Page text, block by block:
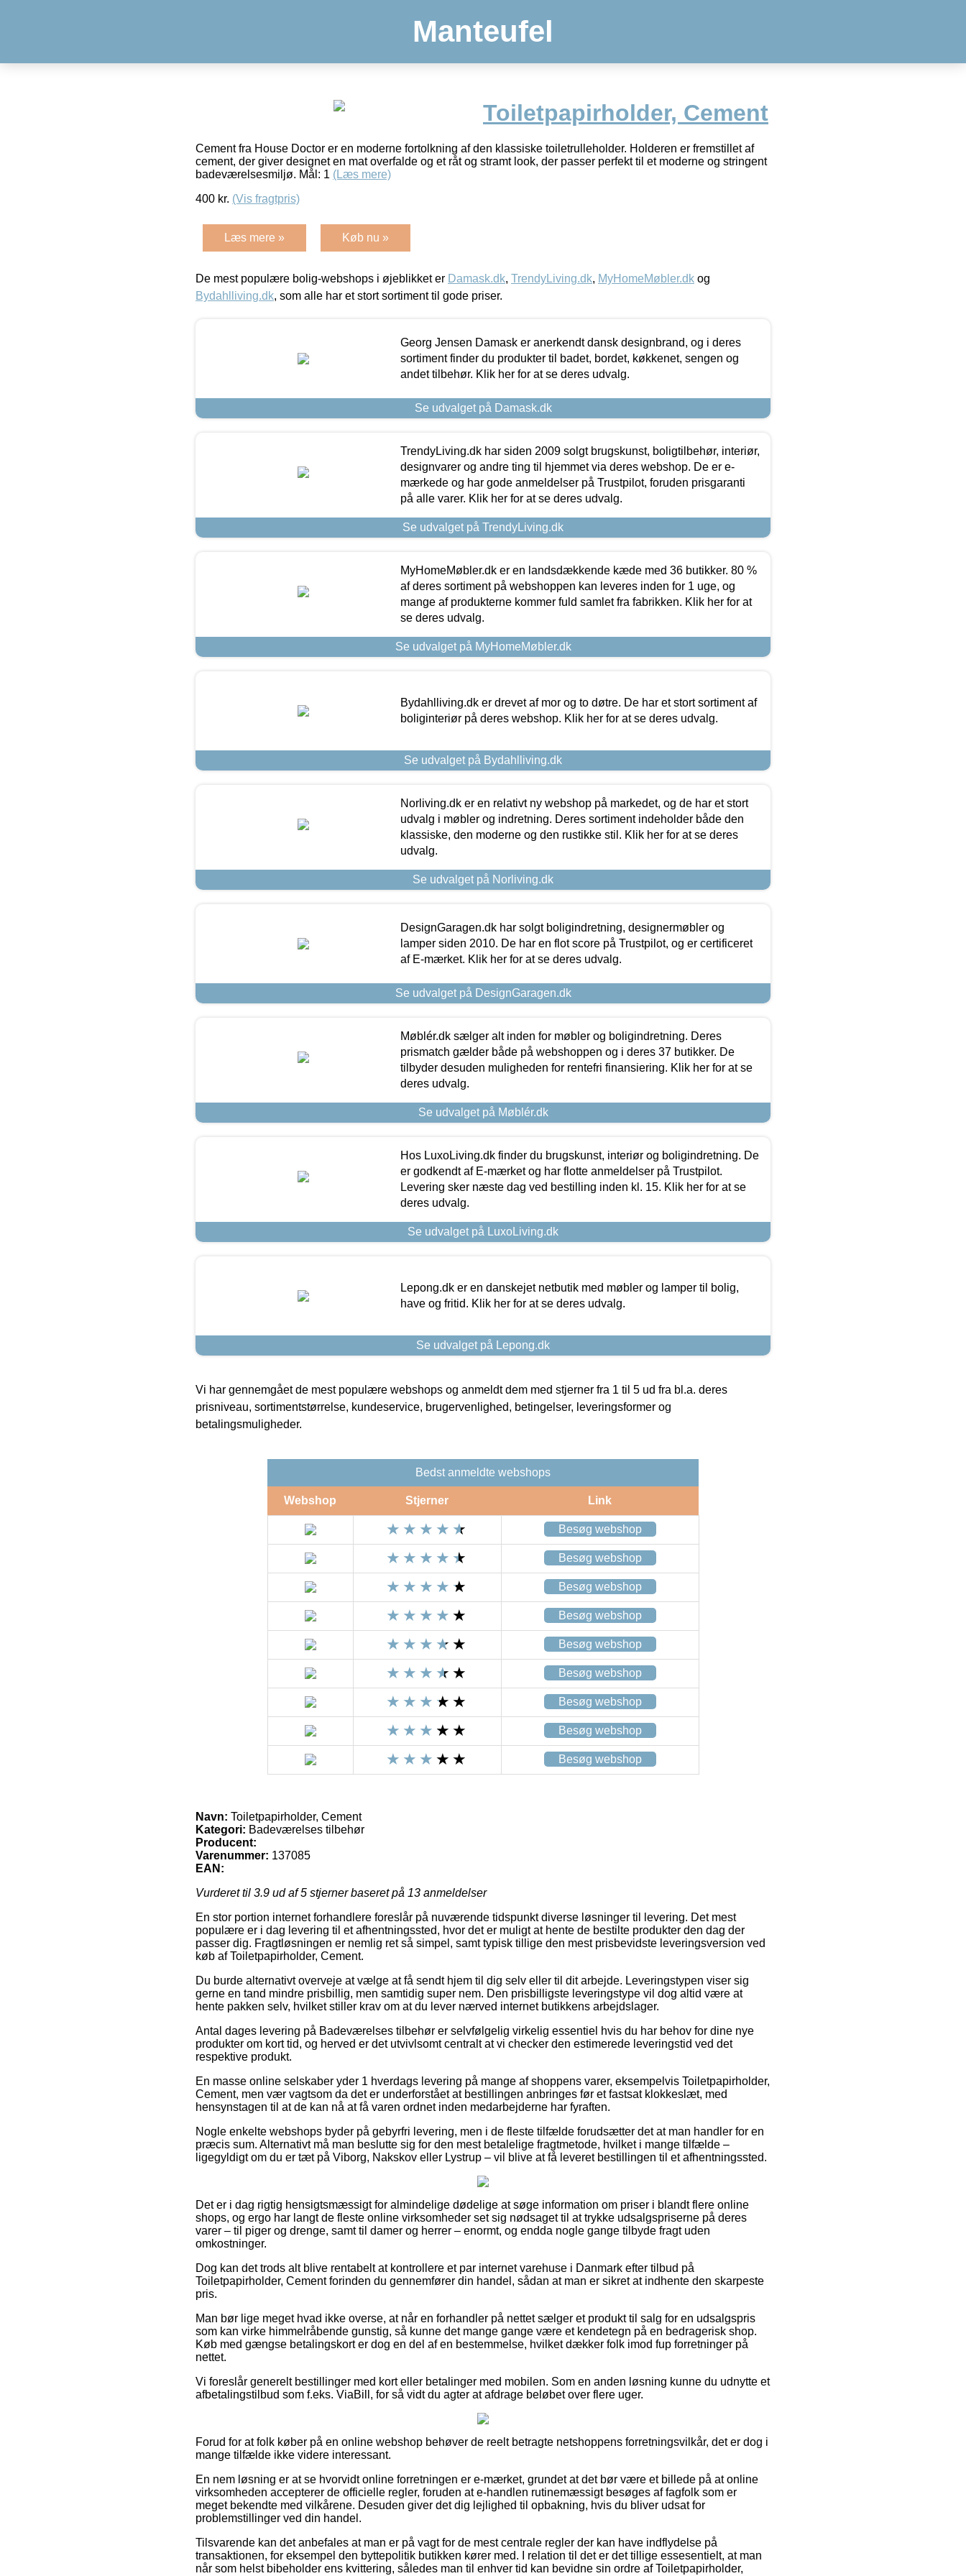
Manteufel
Toiletpapirholder, Cement
Cement fra House Doctor er en moderne fortolkning af den klassiske toiletrulleholder. Holderen er fremstillet af
cement, der giver designet en mat overfalde og et råt og stramt look, der passer perfekt til et moderne og stringent
badeværelsesmiljø. Mål: 1 (Læs mere)
400 kr. (Vis fragtpris)
Læs mere » Køb nu »
De mest populære bolig-webshops i øjeblikket er Damask.dk, TrendyLiving.dk, MyHomeMøbler.dk og
Bydahlliving.dk, som alle har et stort sortiment til gode priser.
Georg Jensen Damask er anerkendt dansk designbrand, og i deres
sortiment finder du produkter til badet, bordet, køkkenet, sengen og
andet tilbehør. Klik her for at se deres udvalg.
Se udvalget på Damask.dk
TrendyLiving.dk har siden 2009 solgt brugskunst, boligtilbehør, interiør,
designvarer og andre ting til hjemmet via deres webshop. De er e-
mærkede og har gode anmeldelser på Trustpilot, foruden prisgaranti
på alle varer. Klik her for at se deres udvalg.
Se udvalget på TrendyLiving.dk
MyHomeMøbler.dk er en landsdækkende kæde med 36 butikker. 80 %
af deres sortiment på webshoppen kan leveres inden for 1 uge, og
mange af produkterne kommer fuld samlet fra fabrikken. Klik her for at
se deres udvalg.
Se udvalget på MyHomeMøbler.dk
Bydahlliving.dk er drevet af mor og to døtre. De har et stort sortiment af
boliginteriør på deres webshop. Klik her for at se deres udvalg.
Se udvalget på Bydahlliving.dk
Norliving.dk er en relativt ny webshop på markedet, og de har et stort
udvalg i møbler og indretning. Deres sortiment indeholder både den
klassiske, den moderne og den rustikke stil. Klik her for at se deres
udvalg.
Se udvalget på Norliving.dk
DesignGaragen.dk har solgt boligindretning, designermøbler og
lamper siden 2010. De har en flot score på Trustpilot, og er certificeret
af E-mærket. Klik her for at se deres udvalg.
Se udvalget på DesignGaragen.dk
Møblér.dk sælger alt inden for møbler og boligindretning. Deres
prismatch gælder både på webshoppen og i deres 37 butikker. De
tilbyder desuden muligheden for rentefri finansiering. Klik her for at se
deres udvalg.
Se udvalget på Møblér.dk
Hos LuxoLiving.dk finder du brugskunst, interiør og boligindretning. De
er godkendt af E-mærket og har flotte anmeldelser på Trustpilot.
Levering sker næste dag ved bestilling inden kl. 15. Klik her for at se
deres udvalg.
Se udvalget på LuxoLiving.dk
Lepong.dk er en danskejet netbutik med møbler og lamper til bolig,
have og fritid. Klik her for at se deres udvalg.
Se udvalget på Lepong.dk
Vi har gennemgået de mest populære webshops og anmeldt dem med stjerner fra 1 til 5 ud fra bl.a. deres
prisniveau, sortimentstørrelse, kundeservice, brugervenlighed, betingelser, leveringsformer og
betalingsmuligheder.
Bedst anmeldte webshops
Webshop Stjerner Link
Besøg webshop
Besøg webshop
Besøg webshop
Besøg webshop
Besøg webshop
Besøg webshop
Besøg webshop
Besøg webshop
Besøg webshop
Navn: Toiletpapirholder, Cement
Kategori: Badeværelses tilbehør
Producent:
Varenummer: 137085
EAN:
Vurderet til 3.9 ud af 5 stjerner baseret på 13 anmeldelser
En stor portion internet forhandlere foreslår på nuværende tidspunkt diverse løsninger til levering. Det mest
populære er i dag levering til et afhentningssted, hvor det er muligt at hente de bestilte produkter den dag der
passer dig. Fragtløsningen er nemlig ret så simpel, samt typisk tillige den mest prisbevidste leveringsversion ved
køb af Toiletpapirholder, Cement.
Du burde alternativt overveje at vælge at få sendt hjem til dig selv eller til dit arbejde. Leveringstypen viser sig
gerne en tand mindre prisbillig, men samtidig super nem. Den prisbilligste leveringstype vil dog altid være at
hente pakken selv, hvilket stiller krav om at du lever nærved internet butikkens arbejdslager.
Antal dages levering på Badeværelses tilbehør er selvfølgelig virkelig essentiel hvis du har behov for dine nye
produkter om kort tid, og herved er det utvivlsomt centralt at vi checker den estimerede leveringstid ved det
respektive produkt.
En masse online selskaber yder 1 hverdags levering på mange af shoppens varer, eksempelvis Toiletpapirholder,
Cement, men vær vagtsom da det er underforstået at bestillingen anbringes før et fastsat klokkeslæt, med
hensynstagen til at de kan nå at få varen ordnet inden medarbejderne har fyraften.
Nogle enkelte webshops byder på gebyrfri levering, men i de fleste tilfælde forudsætter det at man handler for en
præcis sum. Alternativt må man beslutte sig for den mest betalelige fragtmetode, hvilket i mange tilfælde –
ligegyldigt om du er tæt på Viborg, Nakskov eller Lystrup – vil blive at få leveret bestillingen til et afhentningssted.
Det er i dag rigtig hensigtsmæssigt for almindelige dødelige at søge information om priser i blandt flere online
shops, og ergo har langt de fleste online virksomheder set sig nødsaget til at trykke udsalgspriserne på deres
varer – til piger og drenge, samt til damer og herrer – enormt, og endda nogle gange tilbyde fragt uden
omkostninger.
Dog kan det trods alt blive rentabelt at kontrollere et par internet varehuse i Danmark efter tilbud på
Toiletpapirholder, Cement forinden du gennemfører din handel, sådan at man er sikret at indhente den skarpeste
pris.
Man bør lige meget hvad ikke overse, at når en forhandler på nettet sælger et produkt til salg for en udsalgspris
som kan virke himmelråbende gunstig, så kunne det mange gange være et kendetegn på en bedragerisk shop.
Køb med gængse betalingskort er dog en del af en bestemmelse, hvilket dækker folk imod fup forretninger på
nettet.
Vi foreslår generelt bestillinger med kort eller betalinger med mobilen. Som en anden løsning kunne du udnytte et
afbetalingstilbud som f.eks. ViaBill, for så vidt du agter at afdrage beløbet over flere uger.
Forud for at folk køber på en online webshop behøver de reelt betragte netshoppens forretningsvilkår, det er dog i
mange tilfælde ikke videre interessant.
En nem løsning er at se hvorvidt online forretningen er e-mærket, grundet at det bør være et billede på at online
virksomheden accepterer de officielle regler, foruden at e-handlen rutinemæssigt besøges af fagfolk som er
meget bekendte med vilkårene. Desuden giver det dig lejlighed til opbakning, hvis du bliver udsat for
problemstillinger ved din handel.
Tilsvarende kan det anbefales at man er på vagt for de mest centrale regler der kan have indflydelse på
transaktionen, for eksempel den byttepolitik butikken kører med. I relation til det er det tillige essesentielt, at man
når som helst bibeholder ens kvittering, således man til enhver tid kan bevidne sin ordre af Toiletpapirholder,